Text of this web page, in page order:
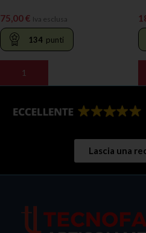
75,00€ Iva esclusa
134 punti
AGGIUNGI AL CARRELLO
Lascia una